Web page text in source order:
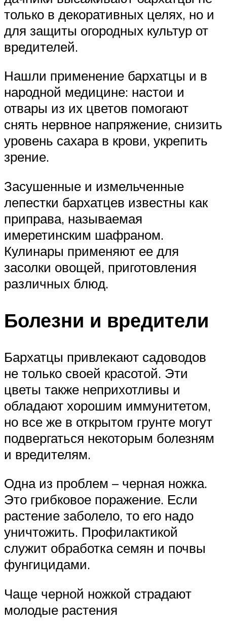
только в декоративных целях, но и
для защиты огородных культур от
вредителей.
Нашли применение бархатцы и в
народной медицине: настои и
отвары из их цветов помогают
снять нервное напряжение, снизить
уровень сахара в крови, укрепить
зрение.
Засушенные и измельченные
лепестки бархатцев известны как
приправа, называемая
имеретинским шафраном.
Кулинары применяют ее для
засолки овощей, приготовления
различных блюд.
Болезни и вредители
Бархатцы привлекают садоводов
не только своей красотой. Эти
цветы также неприхотливы и
обладают хорошим иммунитетом,
но все же в открытом грунте могут
подвергаться некоторым болезням
и вредителям.
Одна из проблем – черная ножка.
Это грибковое поражение. Если
растение заболело, то его надо
уничтожить. Профилактикой
служит обработка семян и почвы
фунгицидами.
Чаще черной ножкой страдают
молодые растения